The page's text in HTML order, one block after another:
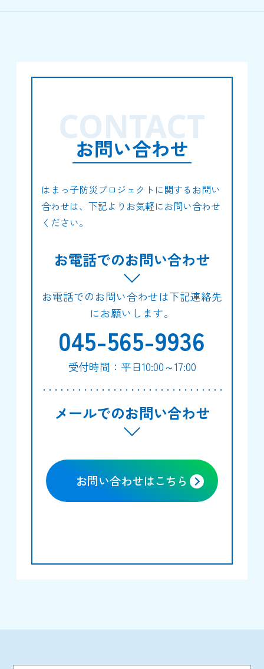
お問い合わせ
CONTACT
はまっ子防災プロジェクトに関するお問い
合わせは、下記よりお気軽にお問い合わせ
ください。
お電話でのお問い合わせ
お電話でのお問い合わせは下記連絡先
にお願いします。
045-565-9936
受付時間：平日10:00～17:00
メールでのお問い合わせ
お問い合わせはこちら